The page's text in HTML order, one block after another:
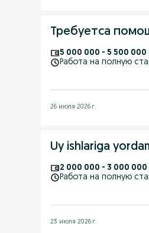
Требуетса
5 000 000 - 5 500 000
Работа на полную
26 июля 2026 г.
Uy ishlariga
2 000 000 - 3 000 000
Работа на полную
23 июля 2026 г.